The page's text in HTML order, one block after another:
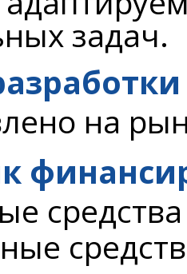
задач.
на
средства